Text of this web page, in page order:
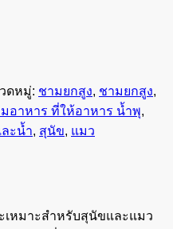
ดหมู่: ชามยกสูง, ชามยกสูง,
อาหาร ที่ให้อาหาร น้ำพุ,
ะน้ำ, สุนัข, แมว
เหมาะสำหรับสุนัขและแมว